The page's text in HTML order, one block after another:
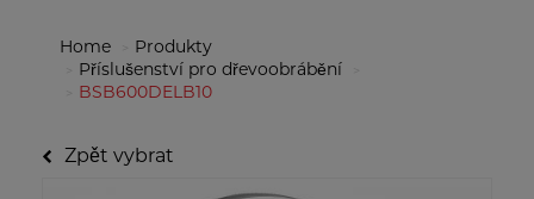
Home
Produkty
Příslušenství pro dřevoobrábění
BSB600DELB10
Zpět vybrat